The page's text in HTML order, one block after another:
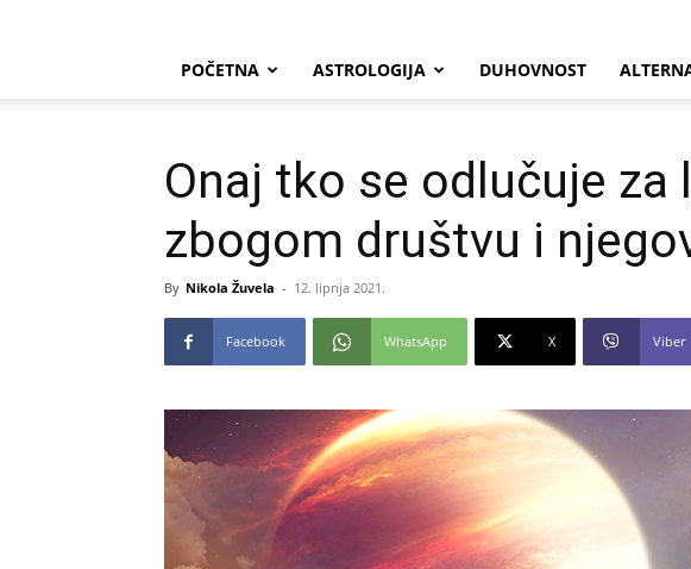
POČETNA ASTROLOGIJA DUHOVNOST
Onaj tko se odlučuje za
zbogom društvu i
By Nikola Žuvela - 12. lipnja 2021.
Facebook WhatsApp X Viber